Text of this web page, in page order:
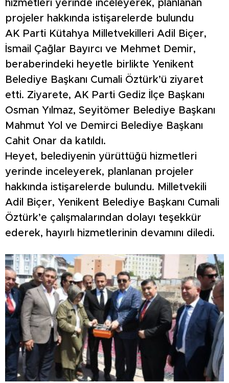
hizmetleri yerinde inceleyerek, planlanan
projeler hakkında istişarelerde bulundu
AK Parti Kütahya Milletvekilleri Adil Biçer,
İsmail Çağlar Bayırcı ve Mehmet Demir,
beraberindeki heyetle birlikte Yenikent
Belediye Başkanı Cumali Öztürk’ü ziyaret
etti. Ziyarete, AK Parti Gediz İlçe Başkanı
Osman Yılmaz, Seyitömer Belediye Başkanı
Mahmut Yol ve Demirci Belediye Başkanı
Cahit Onar da katıldı.
Heyet, belediyenin yürüttüğü hizmetleri
yerinde inceleyerek, planlanan projeler
hakkında istişarelerde bulundu. Milletvekili
Adil Biçer, Yenikent Belediye Başkanı Cumali
Öztürk’e çalışmalarından dolayı teşekkür
ederek, hayırlı hizmetlerinin devamını diledi.